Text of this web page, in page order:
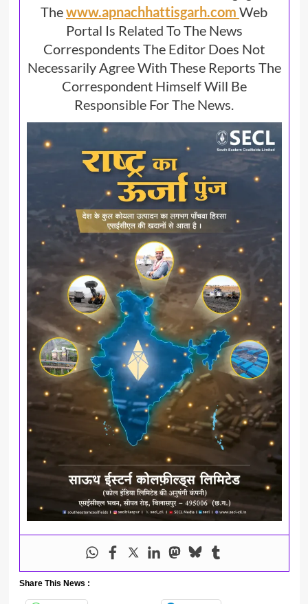
Thewww.apnachhattisgarh.com Web
Portal Is Related To The News
Correspondents The Editor Does Not
Necessarily Agree With These Reports The
Correspondent Himself Will Be
Responsible For The News.
Share This News :